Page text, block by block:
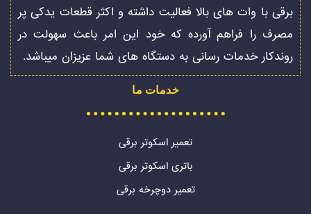
برقی با وات های بالا فعالیت داشته و اکثر قطعات یدکی پر
مصرف را فراهم آورده که خود این امر باعث سهولت در
روندکار خدمات رسانی به دستگاه های شما عزیزان میباشد.
خدمات ما
تعمیر اسکوتر برقی
باتری اسکوتر برقی
تعمیر دوچرخه برقی